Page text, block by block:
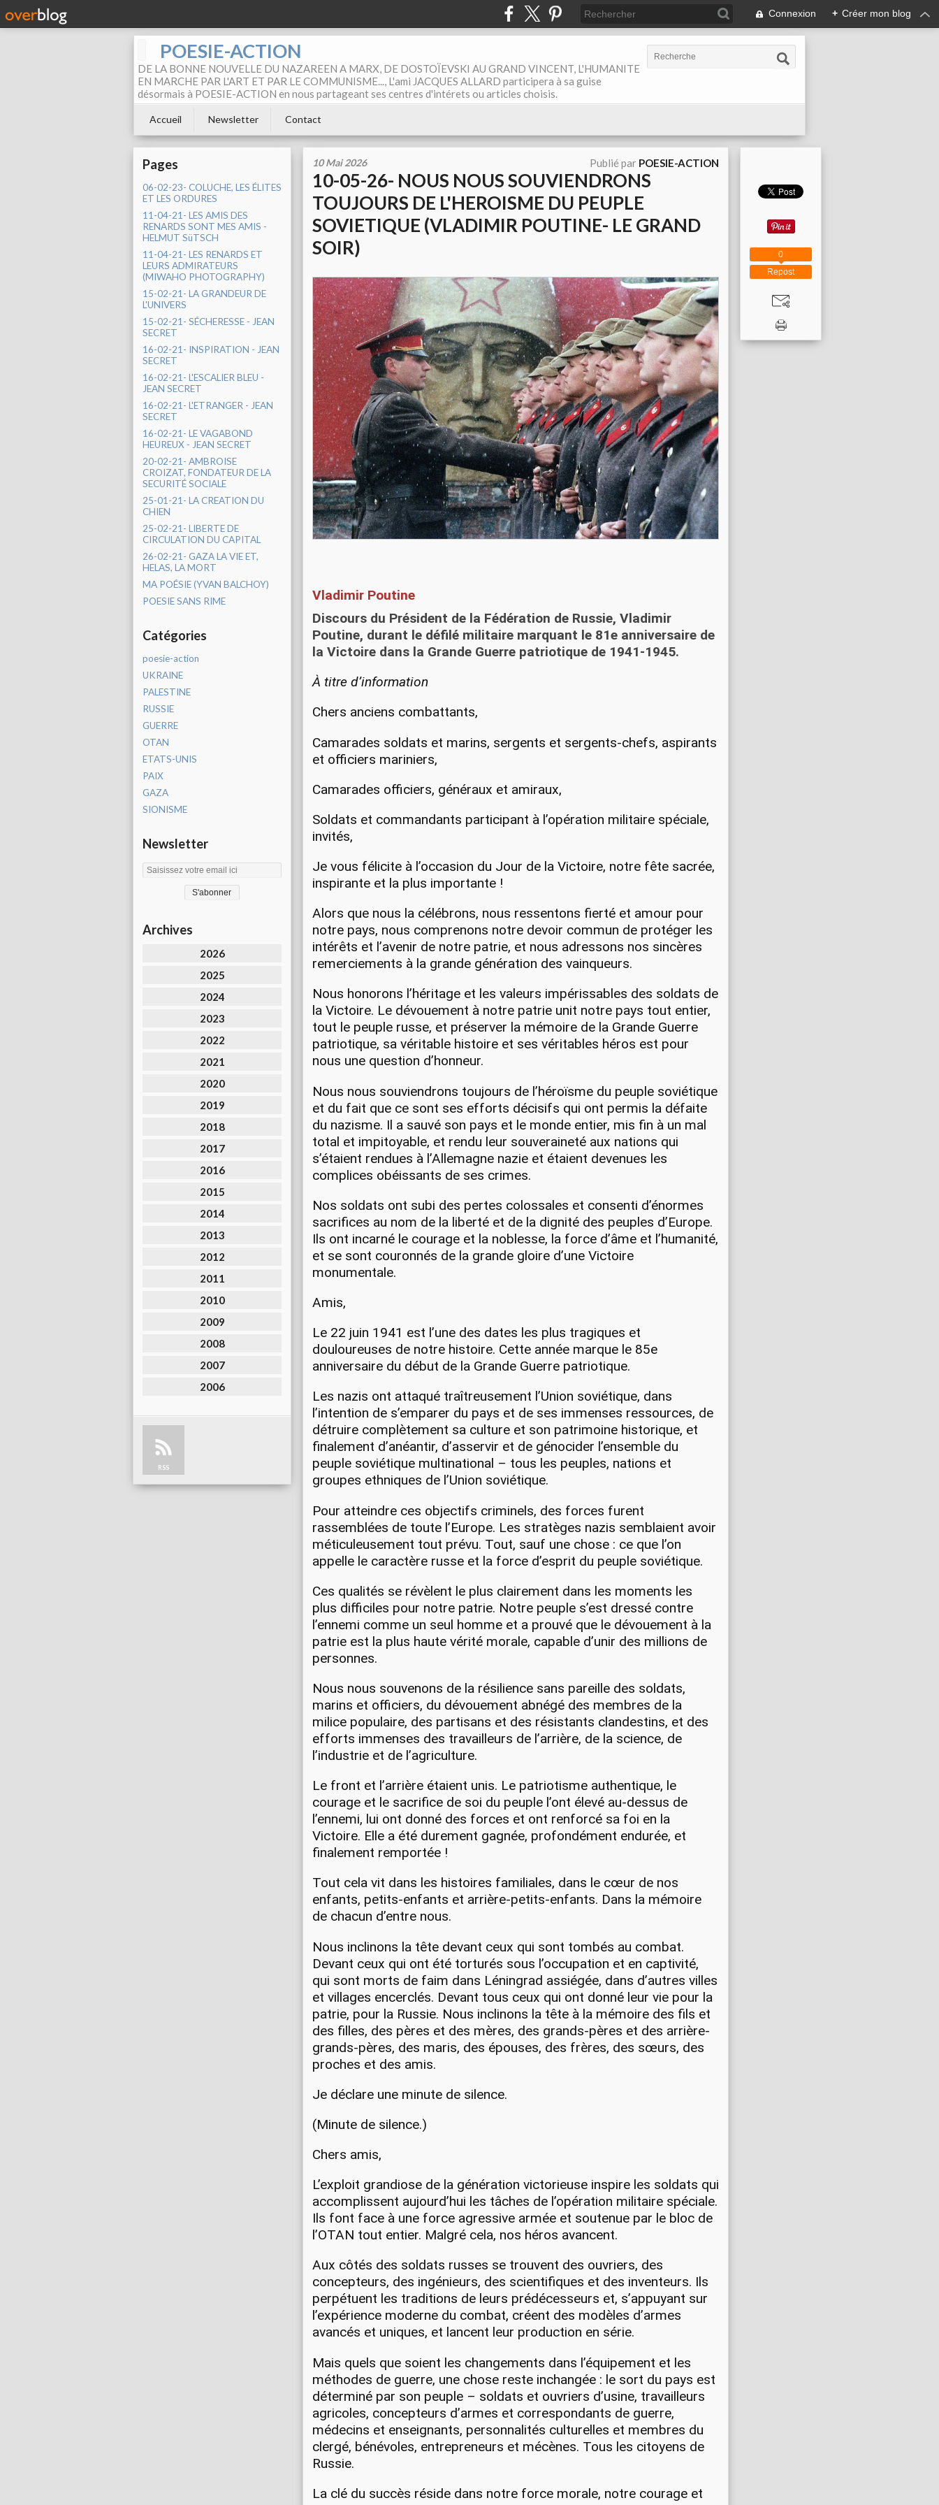
Connexion + Créer mon blog
POESIE-ACTION
DE LA BONNE NOUVELLE DU NAZAREEN A MARX, DE DOSTOÏEVSKI AU GRAND VINCENT, L'HUMANITE
EN MARCHE PAR L'ART ET PAR LE COMMUNISME..., L'ami JACQUES ALLARD participera à sa guise
désormais à POESIE-ACTION en nous partageant ses centres d'intérets ou articles choisis.
Accueil Newsletter Contact
Pages
06-02-23- COLUCHE, LES ÉLITES
ET LES ORDURES
11-04-21- LES AMIS DES
RENARDS SONT MES AMIS -
HELMUT SüTSCH
11-04-21- LES RENARDS ET
LEURS ADMIRATEURS
(MIWAHO PHOTOGRAPHY)
15-02-21- LA GRANDEUR DE
L'UNIVERS
15-02-21- SÉCHERESSE - JEAN
SECRET
16-02-21- INSPIRATION - JEAN
SECRET
16-02-21- L'ESCALIER BLEU -
JEAN SECRET
16-02-21- L'ETRANGER - JEAN
SECRET
16-02-21- LE VAGABOND
HEUREUX - JEAN SECRET
20-02-21- AMBROISE
CROIZAT, FONDATEUR DE LA
SECURITÉ SOCIALE
25-01-21- LA CREATION DU
CHIEN
25-02-21- LIBERTE DE
CIRCULATION DU CAPITAL
26-02-21- GAZA LA VIE ET,
HELAS, LA MORT
MA POÉSIE (YVAN BALCHOY)
POESIE SANS RIME
Catégories
poesie-action
UKRAINE
PALESTINE
RUSSIE
GUERRE
OTAN
ETATS-UNIS
PAIX
GAZA
SIONISME
Newsletter
Archives
2026
2025
2024
2023
2022
2021
2020
2019
2018
2017
2016
2015
2014
2013
2012
2011
2010
2009
2008
2007
2006
RSS
10 Mai 2026 Publié par POESIE-ACTION
10-05-26- NOUS NOUS SOUVIENDRONS
TOUJOURS DE L'HEROISME DU PEUPLE
SOVIETIQUE (VLADIMIR POUTINE- LE GRAND
SOIR)
Vladimir Poutine
Discours du Président de la Fédération de Russie, Vladimir
Poutine, durant le défilé militaire marquant le 81e anniversaire de
la Victoire dans la Grande Guerre patriotique de 1941-1945.
À titre d’information
Chers anciens combattants,
Camarades soldats et marins, sergents et sergents-chefs, aspirants
et officiers mariniers,
Camarades officiers, généraux et amiraux,
Soldats et commandants participant à l’opération militaire spéciale,
invités,
Je vous félicite à l’occasion du Jour de la Victoire, notre fête sacrée,
inspirante et la plus importante !
Alors que nous la célébrons, nous ressentons fierté et amour pour
notre pays, nous comprenons notre devoir commun de protéger les
intérêts et l’avenir de notre patrie, et nous adressons nos sincères
remerciements à la grande génération des vainqueurs.
Nous honorons l’héritage et les valeurs impérissables des soldats de
la Victoire. Le dévouement à notre patrie unit notre pays tout entier,
tout le peuple russe, et préserver la mémoire de la Grande Guerre
patriotique, sa véritable histoire et ses véritables héros est pour
nous une question d’honneur.
Nous nous souviendrons toujours de l’héroïsme du peuple soviétique
et du fait que ce sont ses efforts décisifs qui ont permis la défaite
du nazisme. Il a sauvé son pays et le monde entier, mis fin à un mal
total et impitoyable, et rendu leur souveraineté aux nations qui
s’étaient rendues à l’Allemagne nazie et étaient devenues les
complices obéissants de ses crimes.
Nos soldats ont subi des pertes colossales et consenti d’énormes
sacrifices au nom de la liberté et de la dignité des peuples d’Europe.
Ils ont incarné le courage et la noblesse, la force d’âme et l’humanité,
et se sont couronnés de la grande gloire d’une Victoire
monumentale.
Amis,
Le 22 juin 1941 est l’une des dates les plus tragiques et
douloureuses de notre histoire. Cette année marque le 85e
anniversaire du début de la Grande Guerre patriotique.
Les nazis ont attaqué traîtreusement l’Union soviétique, dans
l’intention de s’emparer du pays et de ses immenses ressources, de
détruire complètement sa culture et son patrimoine historique, et
finalement d’anéantir, d’asservir et de génocider l’ensemble du
peuple soviétique multinational – tous les peuples, nations et
groupes ethniques de l’Union soviétique.
Pour atteindre ces objectifs criminels, des forces furent
rassemblées de toute l’Europe. Les stratèges nazis semblaient avoir
méticuleusement tout prévu. Tout, sauf une chose : ce que l’on
appelle le caractère russe et la force d’esprit du peuple soviétique.
Ces qualités se révèlent le plus clairement dans les moments les
plus difficiles pour notre patrie. Notre peuple s’est dressé contre
l’ennemi comme un seul homme et a prouvé que le dévouement à la
patrie est la plus haute vérité morale, capable d’unir des millions de
personnes.
Nous nous souvenons de la résilience sans pareille des soldats,
marins et officiers, du dévouement abnégé des membres de la
milice populaire, des partisans et des résistants clandestins, et des
efforts immenses des travailleurs de l’arrière, de la science, de
l’industrie et de l’agriculture.
Le front et l’arrière étaient unis. Le patriotisme authentique, le
courage et le sacrifice de soi du peuple l’ont élevé au-dessus de
l’ennemi, lui ont donné des forces et ont renforcé sa foi en la
Victoire. Elle a été durement gagnée, profondément endurée, et
finalement remportée !
Tout cela vit dans les histoires familiales, dans le cœur de nos
enfants, petits-enfants et arrière-petits-enfants. Dans la mémoire
de chacun d’entre nous.
Nous inclinons la tête devant ceux qui sont tombés au combat.
Devant ceux qui ont été torturés sous l’occupation et en captivité,
qui sont morts de faim dans Léningrad assiégée, dans d’autres villes
et villages encerclés. Devant tous ceux qui ont donné leur vie pour la
patrie, pour la Russie. Nous inclinons la tête à la mémoire des fils et
des filles, des pères et des mères, des grands-pères et des arrière-
grands-pères, des maris, des épouses, des frères, des sœurs, des
proches et des amis.
Je déclare une minute de silence.
(Minute de silence.)
Chers amis,
L’exploit grandiose de la génération victorieuse inspire les soldats qui
accomplissent aujourd’hui les tâches de l’opération militaire spéciale.
Ils font face à une force agressive armée et soutenue par le bloc de
l’OTAN tout entier. Malgré cela, nos héros avancent.
Aux côtés des soldats russes se trouvent des ouvriers, des
concepteurs, des ingénieurs, des scientifiques et des inventeurs. Ils
perpétuent les traditions de leurs prédécesseurs et, s’appuyant sur
l’expérience moderne du combat, créent des modèles d’armes
avancés et uniques, et lancent leur production en série.
Mais quels que soient les changements dans l’équipement et les
méthodes de guerre, une chose reste inchangée : le sort du pays est
déterminé par son peuple – soldats et ouvriers d’usine, travailleurs
agricoles, concepteurs d’armes et correspondants de guerre,
médecins et enseignants, personnalités culturelles et membres du
clergé, bénévoles, entrepreneurs et mécènes. Tous les citoyens de
Russie.
La clé du succès réside dans notre force morale, notre courage et
Repost
0